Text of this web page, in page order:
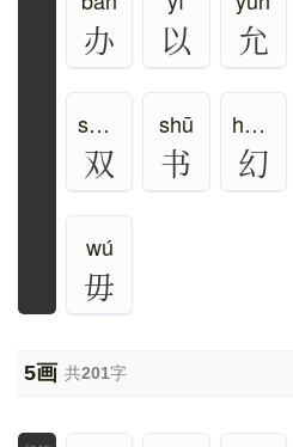
办 以 允
shuāng
双
shū
书
huàn
幻
wú
毋
5画 共201字